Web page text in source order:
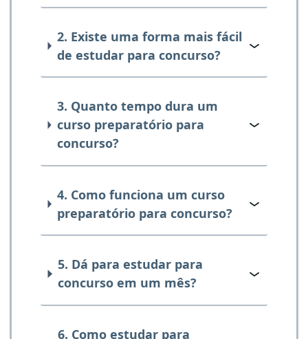
2. Existe uma forma mais fácil
de estudar para concurso?
3. Quanto tempo dura um
curso preparatório para
concurso?
4. Como funciona um curso
preparatório para concurso?
5. Dá para estudar para
concurso em um mês?
6. Como estudar para